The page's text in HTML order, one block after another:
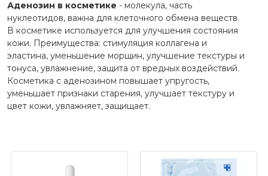
Витамины и БАДы
Не будет больше в продаже
Скидки до 50%
Бренды
По проблеме
Активы
Аденозин в косметике - молекула, часть
нуклеотидов, важна для клеточного обмена веществ.
В косметике используется для улучшения состояния
кожи. Преимущества: стимуляция коллагена и
эластина, уменьшение морщин, улучшение текстуры и
тонуса, увлажнение, защита от вредных воздействий.
Косметика с аденозином повышает упругость,
уменьшает признаки старения, улучшает текстуру и
цвет кожи, увлажняет, защищает.